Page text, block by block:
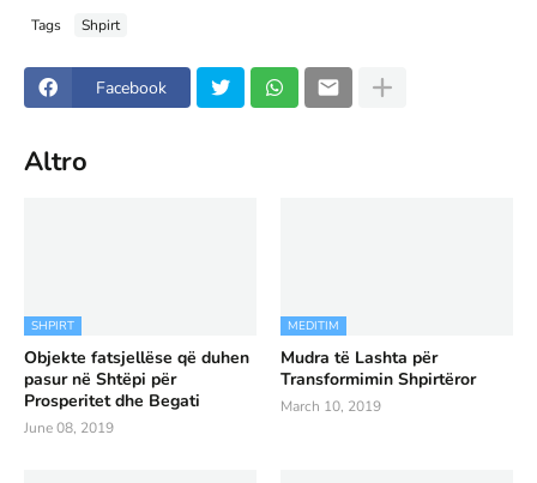
Tags Shpirt
Facebook
Altro
SHPIRT
Objekte fatsjellëse që duhen
pasur në Shtëpi për
Prosperitet dhe Begati
June 08, 2019
MEDITIM
Mudra të Lashta për
Transformimin Shpirtëror
March 10, 2019